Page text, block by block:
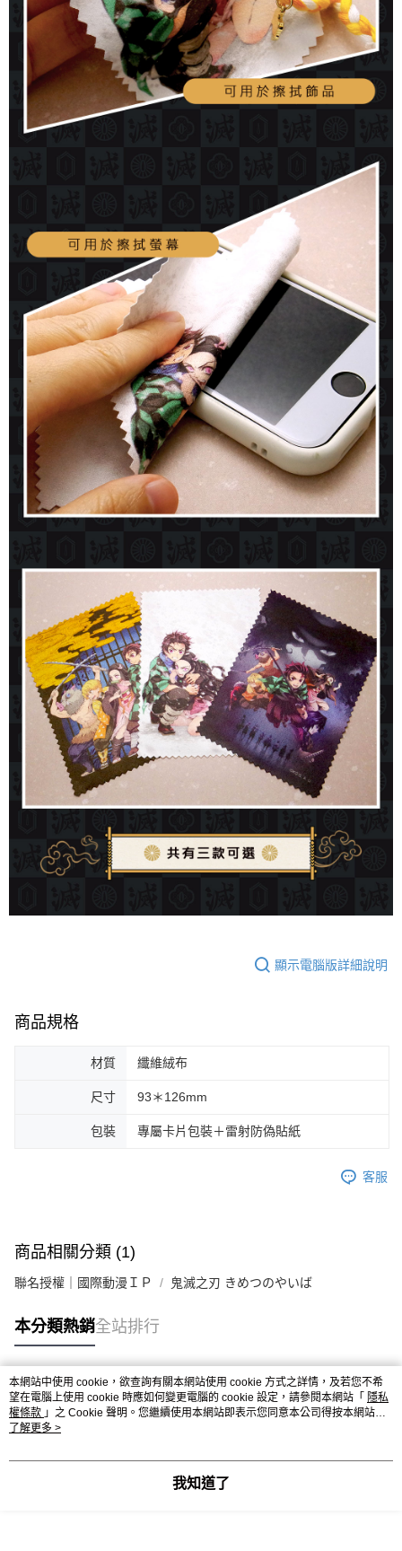
顯示電腦版詳細說明
商品規格
材質 纖維絨布
尺寸 93＊126mm
包裝 專屬卡片包裝＋雷射防偽貼紙
客服
商品相關分類 (1)
聯名授權｜國際動漫ＩＰ 鬼滅之刃 きめつのやいば
本分類熱銷全站排行
熱門標籤
本網站中使用 cookie，欲查詢有關本網站使用 cookie 方式之詳情，及若您不希
望在電腦上使用 cookie 時應如何變更電腦的 cookie 設定，請參閱本網站「 隱私
權條款 」之 Cookie 聲明。您繼續使用本網站即表示您同意本公司得按本網站使
用條款之 Cookie 聲明使用 cookie。
了解更多 >
我知道了